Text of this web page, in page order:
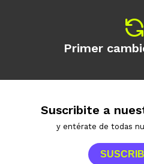
Primer
Suscribite a
y entérate de todas